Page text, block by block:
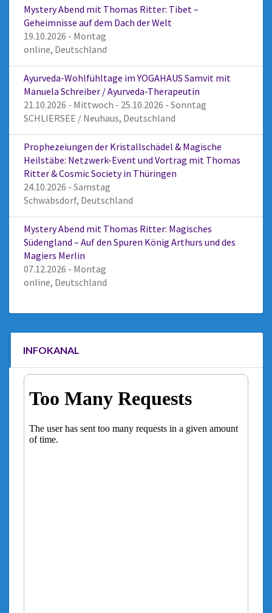
Mystery Abend mit Thomas Ritter: Tibet –
Geheimnisse auf dem Dach der Welt
19.10.2026 - Montag
online, Deutschland
Ayurveda-Wohlfühltage im YOGAHAUS Samvit mit
Manuela Schreiber / Ayurveda-Therapeutin
21.10.2026 - Mittwoch - 25.10.2026 - Sonntag
SCHLIERSEE / Neuhaus, Deutschland
Prophezeiungen der Kristallschädel & Magische
Heilstäbe: Netzwerk-Event und Vortrag mit Thomas
Ritter & Cosmic Society in Thüringen
24.10.2026 - Samstag
Schwabsdorf, Deutschland
Mystery Abend mit Thomas Ritter: Magisches
Südengland – Auf den Spuren König Arthurs und des
Magiers Merlin
07.12.2026 - Montag
online, Deutschland
INFOKANAL